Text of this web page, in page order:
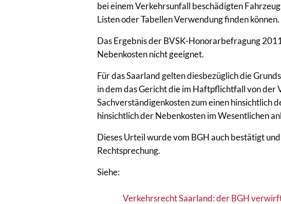
bei einem Verkehrsunfall beschädigten
Listen oder Tabellen Verwendung finden können.
Das Ergebnis der BVSK-Honorarbefragung
Nebenkosten nicht geeignet.
Für das Saarland gelten diesbezüglich die
in dem das Gericht die im Haftpflichtfall von der
Sachverständigenkosten zum einen hinsichtlich
hinsichtlich der Nebenkosten im Wesentlichen
Dieses Urteil wurde vom BGH auch bestätigt
Rechtsprechung.
Siehe:
Verkehrsrecht Saarland: der BGH